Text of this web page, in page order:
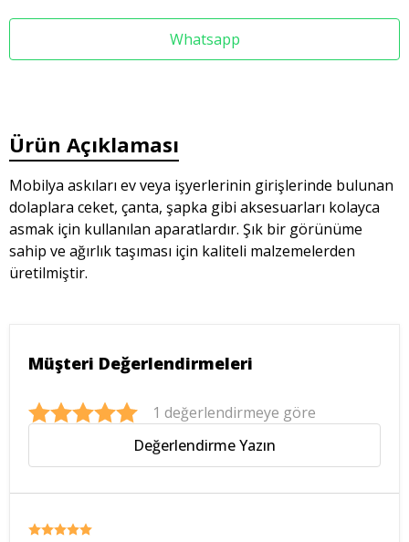
Whatsapp
Ürün Açıklaması
Mobilya askıları ev veya işyerlerinin girişlerinde bulunan
dolaplara ceket, çanta, şapka gibi aksesuarları kolayca
asmak için kullanılan aparatlardır. Şık bir görünüme
sahip ve ağırlık taşıması için kaliteli malzemelerden
üretilmiştir.
Müşteri Değerlendirmeleri
1 değerlendirmeye göre
Değerlendirme Yazın